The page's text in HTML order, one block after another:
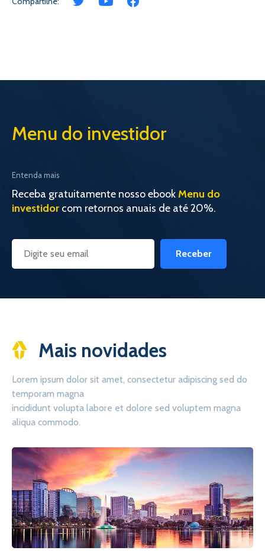
Menu do investidor
Entenda mais
Receba gratuitamente nosso ebookMenu do
investidor com retornos anuais de até 20%.
Receber
Mais novidades
Lorem ipsum dolor sit amet, consectetur adipiscing sed do
temporam magna
incididunt volupta labore et dolore sed voluptem magna
aliqua commodo.